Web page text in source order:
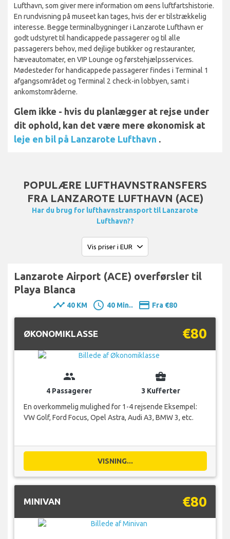
Lufthavn, som giver mere information om øens luftfartshistorie.
En rundvisning på museet kan tages, hvis der er tilstrækkelig
interesse. Begge terminalbygninger i Lanzarote Lufthavn er
godt udstyret til handicappede passagerer og til alle
passagerers behov, med dejlige butikker og restauranter,
hæveautomater, en VIP Lounge og førstehjælpsservices.
Mødesteder for handicappede passagerer findes i Terminal 1
afgangsområdet og Terminal 2 check-in lobbyen, samt i
ankomstområderne.
Glem ikke - hvis du planlægger at rejse under
dit ophold, kan det være mere økonomisk at
leje en bil på Lanzarote Lufthavn .
POPULÆRE LUFTHAVNSTRANSFERS
FRA LANZAROTE LUFTHAVN (ACE)
Har du brug for lufthavnstransport til Lanzarote
Lufthavn??
Lanzarote Airport (ACE) overførsler til
Playa Blanca
timeline 40 KM schedule 40 Min.. payment Fra €80
ØKONOMIKLASSE €80
group
4 Passagerer
business_center
3 Kufferter
En overkommelig mulighed for 1-4 rejsende Eksempel:
VW Golf, Ford Focus, Opel Astra, Audi A3, BMW 3, etc.
VISNING...
MINIVAN €80